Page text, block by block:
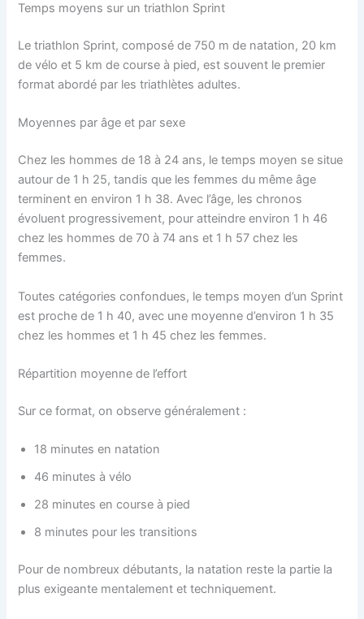
Temps moyens sur un triathlon Sprint
Le triathlon Sprint, composé de 750 m de natation, 20 km
de vélo et 5 km de course à pied, est souvent le premier
format abordé par les triathlètes adultes.
Moyennes par âge et par sexe
Chez les hommes de 18 à 24 ans, le temps moyen se situe
autour de 1 h 25, tandis que les femmes du même âge
terminent en environ 1 h 38. Avec l’âge, les chronos
évoluent progressivement, pour atteindre environ 1 h 46
chez les hommes de 70 à 74 ans et 1 h 57 chez les
femmes.
Toutes catégories confondues, le temps moyen d’un Sprint
est proche de 1 h 40, avec une moyenne d’environ 1 h 35
chez les hommes et 1 h 45 chez les femmes.
Répartition moyenne de l’effort
Sur ce format, on observe généralement :
18 minutes en natation
46 minutes à vélo
28 minutes en course à pied
8 minutes pour les transitions
Pour de nombreux débutants, la natation reste la partie la
plus exigeante mentalement et techniquement.